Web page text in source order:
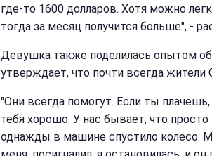
где-то 1600 долларов. Хотя можно
тогда за месяц получится больше", -
Девушка также поделилась опытом
утверждает, что почти всегда
"Они всегда помогут. Если ты
тебя хорошо. У нас бывает, что
однажды в машине спустило колесо.